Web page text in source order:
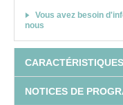
Vous avez besoin
nous
NOTICES DE